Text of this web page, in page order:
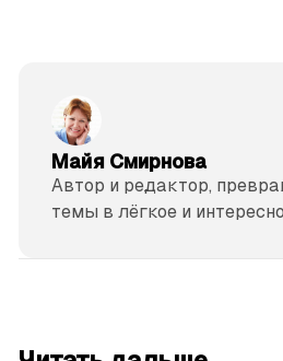
Майя Смирнова
Автор и редактор,
темы в лёгкое и